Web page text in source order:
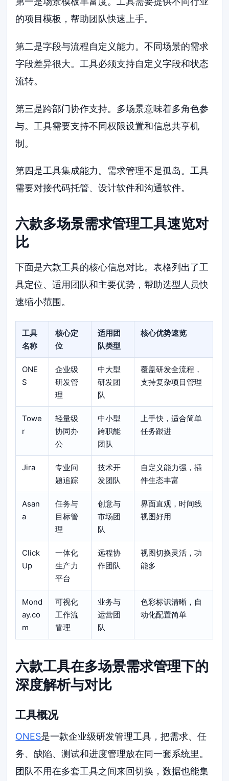
的项目模板，帮助团队快速上手。
第二是字段与流程自定义能力。不同场景的需求
字段差异很大。工具必须支持自定义字段和状态
流转。
第三是跨部门协作支持。多场景意味着多角色参
与。工具需要支持不同权限设置和信息共享机
制。
第四是工具集成能力。需求管理不是孤岛。工具
需要对接代码托管、设计软件和沟通软件。
六款多场景需求管理工具速览对
比
下面是六款工具的核心信息对比。表格列出了工
具定位、适用团队和主要优势，帮助选型人员快
速缩小范围。
工具
名称
核心定
位
适用团
队类型
核心优势速览
ONE
S
企业级
研发管
理
中大型
研发团
队
覆盖研发全流程，
支持复杂项目管理
Towe
r
轻量级
协同办
公
中小型
跨职能
团队
上手快，适合简单
任务跟进
Jira
专业问
题追踪
技术开
发团队
自定义能力强，插
件生态丰富
Asan
a
任务与
目标管
理
创意与
市场团
队
界面直观，时间线
视图好用
Click
Up
一体化
生产力
平台
远程协
作团队
视图切换灵活，功
能多
Mond
ay.co
m
可视化
工作流
管理
业务与
运营团
队
色彩标识清晰，自
动化配置简单
六款工具在多场景需求管理下的
深度解析与对比
工具概况
ONES是一款企业级研发管理工具，把需求、任
务、缺陷、测试和进度管理放在同一套系统里。
团队不用在多套工具之间来回切换，数据也能集